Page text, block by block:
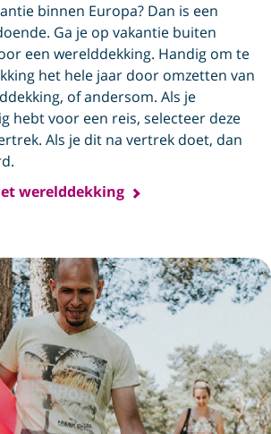
binnen Europa? Dan is een
Ga je op vakantie buiten
een werelddekking. Handig om te
het hele jaar door omzetten van
of andersom. Als je
hebt voor een reis, selecteer deze
Als je dit na vertrek doet, dan
werelddekking